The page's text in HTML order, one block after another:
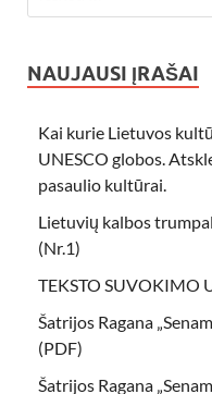
NAUJAUSI ĮRAŠAI
Kai kurie Lietuvos
UNESCO globos.
pasaulio kultūrai.
Lietuvių kalbos
(Nr.1)
TEKSTO SUVOKIMO
Šatrijos Ragana
(PDF)
Šatrijos Ragana